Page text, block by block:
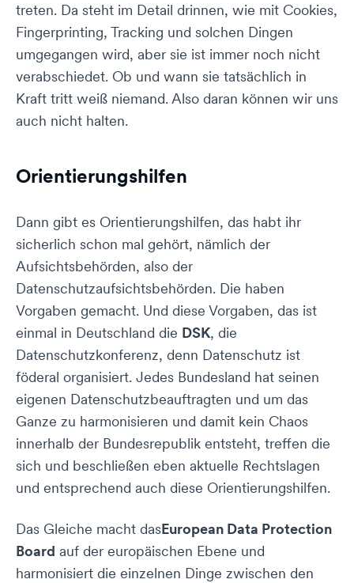
treten. Da steht im Detail drinnen, wie mit Cookies,
Fingerprinting, Tracking und solchen Dingen
umgegangen wird, aber sie ist immer noch nicht
verabschiedet. Ob und wann sie tatsächlich in
Kraft tritt weiß niemand. Also daran können wir uns
auch nicht halten.
Orientierungshilfen
Dann gibt es Orientierungshilfen, das habt ihr
sicherlich schon mal gehört, nämlich der
Aufsichtsbehörden, also der
Datenschutzaufsichtsbehörden. Die haben
Vorgaben gemacht. Und diese Vorgaben, das ist
einmal in Deutschland die DSK, die
Datenschutzkonferenz, denn Datenschutz ist
föderal organisiert. Jedes Bundesland hat seinen
eigenen Datenschutzbeauftragten und um das
Ganze zu harmonisieren und damit kein Chaos
innerhalb der Bundesrepublik entsteht, treffen die
sich und beschließen eben aktuelle Rechtslagen
und entsprechend auch diese Orientierungshilfen.
Das Gleiche macht dasEuropean Data Protection
Board auf der europäischen Ebene und
harmonisiert die einzelnen Dinge zwischen den